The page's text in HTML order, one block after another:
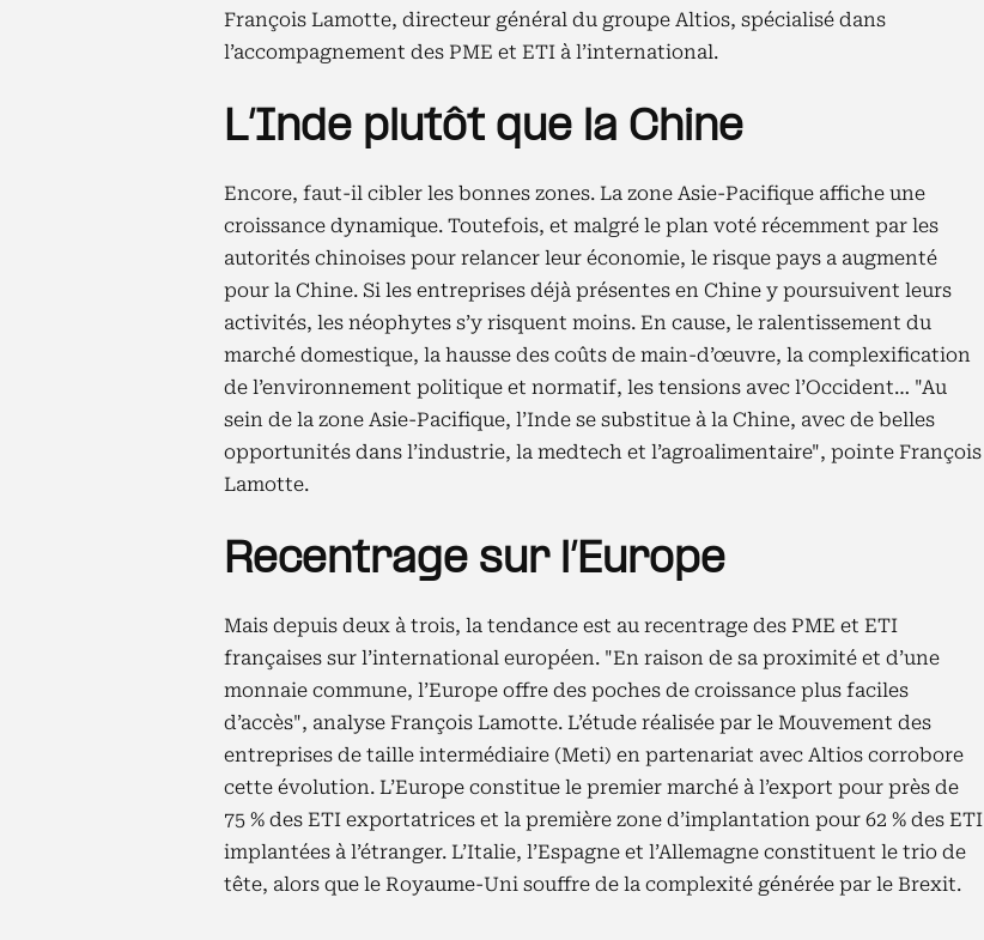
François Lamotte, directeur général du groupe Altios, spécialisé dans
l’accompagnement des PME et ETI à l’international.
L’Inde plutôt que la Chine
Encore, faut-il cibler les bonnes zones. La zone Asie-Pacifique affiche une
croissance dynamique. Toutefois, et malgré le plan voté récemment par les
autorités chinoises pour relancer leur économie, le risque pays a augmenté
pour la Chine. Si les entreprises déjà présentes en Chine y poursuivent leurs
activités, les néophytes s’y risquent moins. En cause, le ralentissement du
marché domestique, la hausse des coûts de main-d’œuvre, la complexification
de l’environnement politique et normatif, les tensions avec l’Occident… "Au
sein de la zone Asie-Pacifique, l’Inde se substitue à la Chine, avec de belles
opportunités dans l’industrie, la medtech et l’agroalimentaire", pointe François
Lamotte.
Recentrage sur l’Europe
Mais depuis deux à trois, la tendance est au recentrage des PME et ETI
françaises sur l’international européen. "En raison de sa proximité et d’une
monnaie commune, l’Europe offre des poches de croissance plus faciles
d’accès", analyse François Lamotte. L’étude réalisée par le Mouvement des
entreprises de taille intermédiaire (Meti) en partenariat avec Altios corrobore
cette évolution. L’Europe constitue le premier marché à l’export pour près de
75 % des ETI exportatrices et la première zone d’implantation pour 62 % des ETI
implantées à l’étranger. L’Italie, l’Espagne et l’Allemagne constituent le trio de
tête, alors que le Royaume-Uni souffre de la complexité générée par le Brexit.